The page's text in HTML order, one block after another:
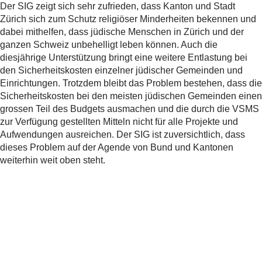
Der SIG zeigt sich sehr zufrieden, dass Kanton und Stadt
Zürich sich zum Schutz religiöser Minderheiten bekennen und
dabei mithelfen, dass jüdische Menschen in Zürich und der
ganzen Schweiz unbehelligt leben können. Auch die
diesjährige Unterstützung bringt eine weitere Entlastung bei
den Sicherheitskosten einzelner jüdischer Gemeinden und
Einrichtungen. Trotzdem bleibt das Problem bestehen, dass die
Sicherheitskosten bei den meisten jüdischen Gemeinden einen
grossen Teil des Budgets ausmachen und die durch die VSMS
zur Verfügung gestellten Mitteln nicht für alle Projekte und
Aufwendungen ausreichen. Der SIG ist zuversichtlich, dass
dieses Problem auf der Agende von Bund und Kantonen
weiterhin weit oben steht.